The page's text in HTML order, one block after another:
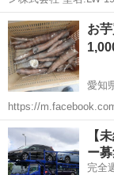
東京 杉並区
お
愛知
https://
story_fbid=pfbid02wj
愛知 豊橋市
【
ー
完全